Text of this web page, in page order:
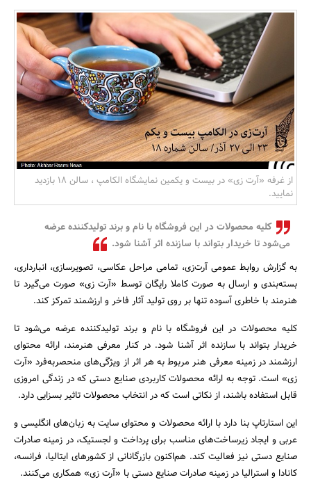
بانک، بیمه و سرمایه
مسکن و ساختمان
جستجو
از غرفه «آرت زی» در بیست و یکمین نمایشگاه الکامپ ، سالن 18 بازدید
نمایید.
کلیه محصولات در این فروشگاه با نام و برند تولیدکننده عرضه
می‌شود تا خریدار بتواند با سازنده اثر آشنا شود.
به گزارش روابط عمومی آرت‌زی، تمامی مراحل عکاسی، تصویرسازی، انبارداری،
بسته‌بندی و ارسال به صورت کاملا رایگان توسط «آرت زی» صورت می‌گیرد تا
هنرمند با خاطری آسوده تنها بر روی تولید آثار فاخر و ارزشمند تمرکز کند.
کلیه محصولات در این فروشگاه با نام و برند تولیدکننده عرضه می‌شود تا
خریدار بتواند با سازنده اثر آشنا شود. در کنار معرفی هنرمند، ارائه محتوای
ارزشمند در زمینه معرفی هنر مربوط به هر اثر از ویژگی‌های منحصربه‌فرد «آرت
زی» است. توجه به ارائه محصولات کاربردی صنایع دستی که در زندگی امروزی
قابل استفاده باشند، از نکاتی است که در انتخاب محصولات تاثیر بسزایی دارد.
این استارتاپ بنا دارد با ارائه محصولات و محتوای سایت به زبان‌های انگلیسی و
عربی و ایجاد زیرساخت‌های مناسب برای پرداخت و لجستیک، در زمینه صادرات
صنایع دستی نیز فعالیت کند. هم‌اکنون بازرگانانی از کشورهای ایتالیا، فرانسه،
کانادا و استرالیا در زمینه صادرات صنایع دستی با «آرت زی» همکاری می‌کنند.